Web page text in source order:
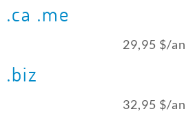
.ca .me
29,95 $/an
.biz
32,95 $/an